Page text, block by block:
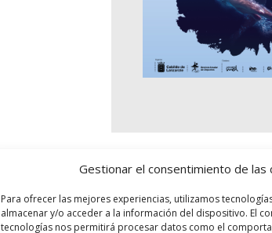
Gestionar el consentimiento de las
Para ofrecer las mejores experiencias, utilizamos
almacenar y/o acceder a la información del dispositivo. El
tecnologías nos permitirá procesar datos como el
logo SID